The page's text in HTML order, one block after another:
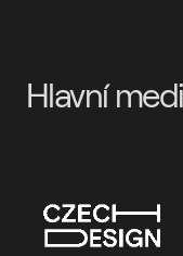
Hlavní